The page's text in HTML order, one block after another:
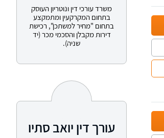
משרד עורכי דין ונוטריון העוסק
בתחום המקרקעין ומתמקצע
בתחום "מחיר למשתכן", רכישת
דירות מקבלן והסכמי מכר (יד
שניה).
עורך דין יואב סתיו